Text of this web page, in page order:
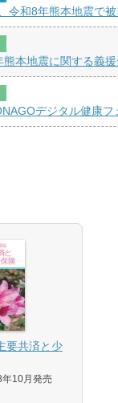
令和8年熊本地震で
熊本地震に関する義
デジタル健康
要共済と少
10月発売